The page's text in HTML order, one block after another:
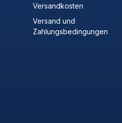
Versandkosten
Versand und
Zahlungsbedingungen